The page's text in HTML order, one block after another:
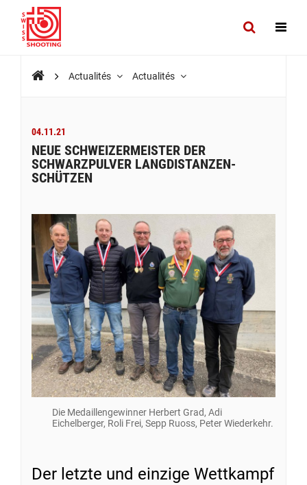
Actualités Actualités
04.11.21
NEUE SCHWEIZERMEISTER DER
SCHWARZPULVER LANGDISTANZEN-
SCHÜTZEN
Die Medaillengewinner Herbert Grad, Adi
Eichelberger, Roli Frei, Sepp Ruoss, Peter Wiederkehr.
Der letzte und einzige Wettkampf